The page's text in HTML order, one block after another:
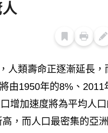
人類壽命正逐漸延長，
由1950年的8%、2011
增加速度將為平均人
，而人口最密集的亞